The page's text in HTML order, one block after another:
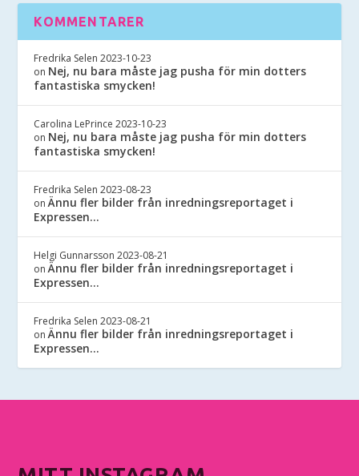
KOMMENTARER
Fredrika Selen 2023-10-23
on Nej, nu bara måste jag pusha för min dotters
fantastiska smycken!
Carolina LePrince 2023-10-23
on Nej, nu bara måste jag pusha för min dotters
fantastiska smycken!
Fredrika Selen 2023-08-23
onÄnnu fler bilder från inredningsreportaget i
Expressen…
Helgi Gunnarsson 2023-08-21
onÄnnu fler bilder från inredningsreportaget i
Expressen…
Fredrika Selen 2023-08-21
onÄnnu fler bilder från inredningsreportaget i
Expressen…